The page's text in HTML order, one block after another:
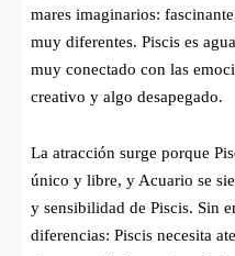
mares imaginarios:
muy diferentes. Piscis es
muy conectado con las
creativo y algo desapegado.
La atracción surge porque
único y libre, y Acuario se
y sensibilidad de Piscis. Sin
diferencias: Piscis necesita